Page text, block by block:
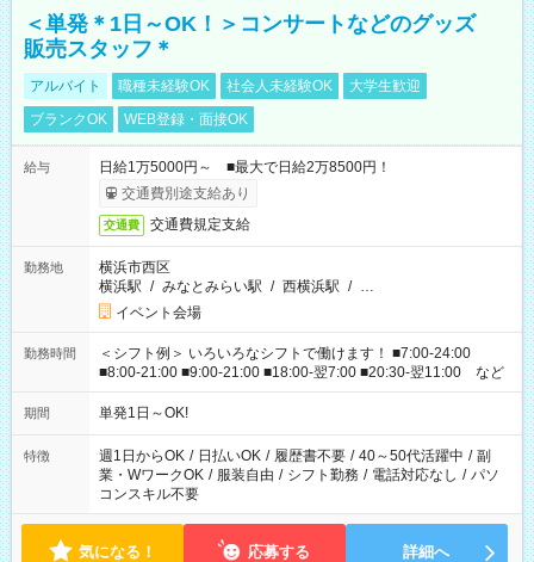
＜単発＊1日～OK！＞コンサートなどのグッズ
販売スタッフ＊
アルバイト 職種未経験OK 社会人未経験OK
大学生歓迎
ブランクOK
WEB登録・面接OK
給与
日給1万5000円～ ■最大で日給2万8500円！
交通費別途支給あり
交通費 交通費規定支給
勤務地
横浜市西区
横浜駅 / みなとみらい駅 / 西横浜駅 / …
イベント会場
勤務時間
＜シフト例＞ いろいろなシフトで働けます！ ■7:00-24:00
■8:00-21:00 ■9:00-21:00 ■18:00-翌7:00 ■20:30-翌11:00 など
期間 単発1日～OK!
特徴 週1日からOK / 日払いOK / 履歴書不要 / 40～50代活躍中 / 副
業・WワークOK / 服装自由 / シフト勤務 / 電話対応なし / パソ
コンスキル不要
気になる！ 応募する 詳細へ